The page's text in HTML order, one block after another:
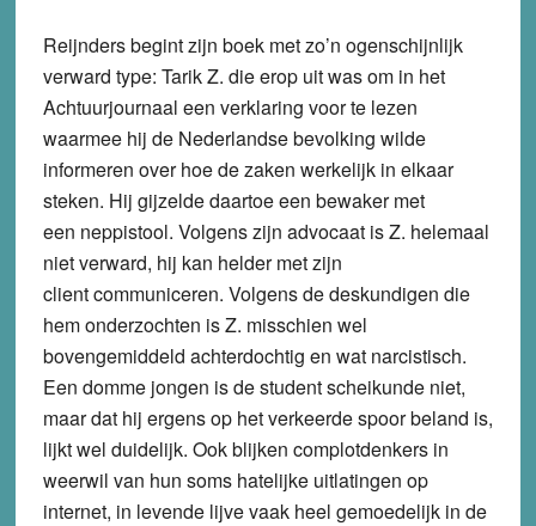
Reijnders begint zijn boek met zo’n ogenschijnlijk
verward type: Tarik Z. die erop uit was om in het
Achtuurjournaal een verklaring voor te lezen
waarmee hij de Nederlandse bevolking wilde
informeren over hoe de zaken werkelijk in elkaar
steken. Hij gijzelde daartoe een bewaker met
een neppistool. Volgens zijn advocaat is Z. helemaal
niet verward, hij kan helder met zijn
client communiceren. Volgens de deskundigen die
hem onderzochten is Z. misschien wel
bovengemiddeld achterdochtig en wat narcistisch.
Een domme jongen is de student scheikunde niet,
maar dat hij ergens op het verkeerde spoor beland is,
lijkt wel duidelijk. Ook blijken complotdenkers in
weerwil van hun soms hatelijke uitlatingen op
internet, in levende lijve vaak heel gemoedelijk in de